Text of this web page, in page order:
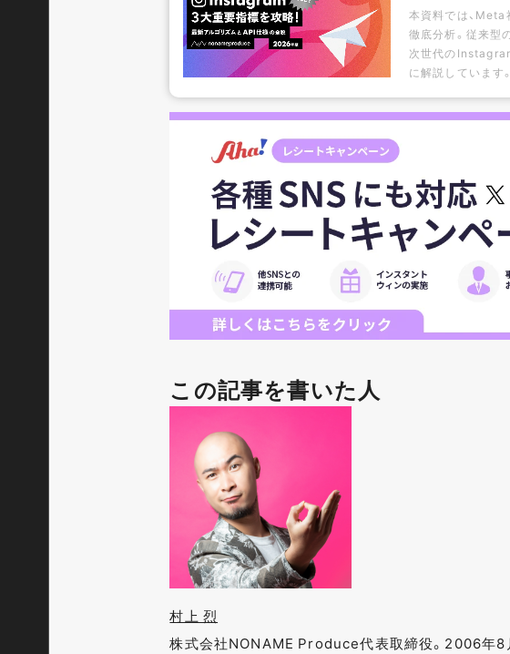
本資料では、
徹底分析。従来型
次世代の
に解説しています。
この記事を書いた人
村上 烈
株式会社NONAME Produce代表取締役。2006年8